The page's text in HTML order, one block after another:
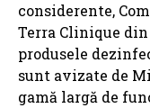
considerente,
Terra Clinique
produsele
sunt avizate de
gamă largă de